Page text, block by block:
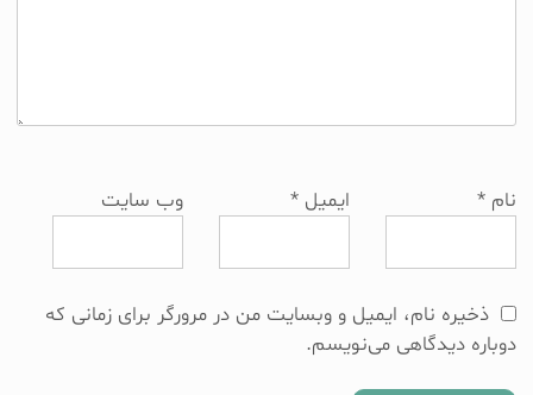
نام* ایمیل* وب‌ سایت
ذخیره نام، ایمیل و وبسایت من در مرورگر برای زمانی که
دوباره دیدگاهی می‌نویسم.